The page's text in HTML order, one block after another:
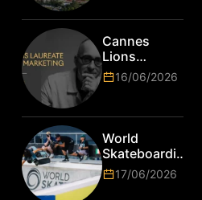
es hora de
subir de
nivel! Las
marcas más
top del
Cannes
Lions
anuncia a
Jim Stengel
primer Lions
Laureate for
Marketing
16/06/2026
World
Skateboarding
Tour:
¡Resultados
17/06/2026